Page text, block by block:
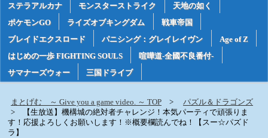
ステラアルカナ
モンスターストライク
天地の如く
ポケモンGO
ライズオブキングダム
戦車帝国
ブレイドエクスロード
パニシング：グレイレイヴン
Age of Z
はじめの一歩 FIGHTING SOULS
喧嘩道-全國不良番付-
サマナーズウォー
三国ドライブ
まとげむ ～ Give you a game video. ～ TOP
パズル＆ドラゴンズ
【生放送】機構城の絶対者チャレンジ！本気パーティで頑張りま
す！応援よろしくお願いします！※概要欄読んでね！【スー☆パズド
ラ】